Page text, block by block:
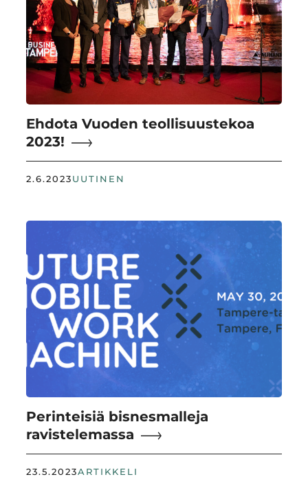
Ehdota Vuoden teollisuustekoa
2023!
2.6.2023UUTINEN
Perinteisiä bisnesmalleja
ravistelemassa
23.5.2023ARTIKKELI